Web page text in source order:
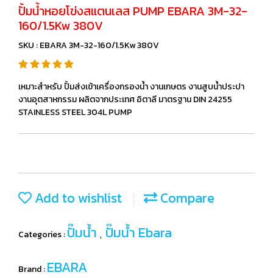
ปั้มน้ำหอยโข่งสแตนเลส PUMP EBARA 3M-32-
160/1.5Kw 380V
SKU : EBARA 3M-32-160/1.5Kw 380V
เหมาะสำหรับ ปั้มส่งเข้าเครื่องกรองน้ำ งานเกษตร งานสูบน้ำประปา
งานอุตสาหกรรม ผลิตจากประเทศ อิตาลี มาตรฐาน DIN 24255
STAINLESS STEEL 304L PUMP
Add to wishlist Compare
Categories :ปั๊มน้ำ , ปั๊มน้ำ Ebara
Brand :EBARA